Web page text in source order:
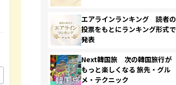
エアラインランキング 読者の
投票をもとにランキング形式で
発表
Next韓国旅 次の韓国旅行が
もっと楽しくなる 旅先・グル
メ・テクニック